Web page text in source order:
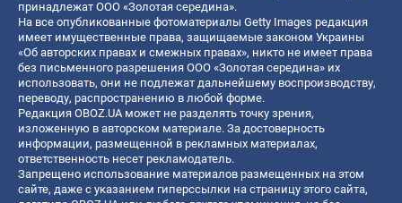
принадлежат ООО «Золотая середина».
На все опубликованные фотоматериалы Getty Images редакция
имеет имущественные права, защищаемые законом Украины
«Об авторских правах и смежных правах», никто не имеет права
без письменного разрешения ООО «Золотая середина» их
использовать, они не подлежат дальнейшему воспроизводству,
переводу, распространению в любой форме.
Редакция OBOZ.UA может не разделять точку зрения,
изложенную в авторском материале. За достоверность
информации, размещенной в рекламных материалах,
ответственность несет рекламодатель.
Запрещено использование материалов размещенных на этом
сайте, даже с указанием гиперссылки на страницу этого сайта,